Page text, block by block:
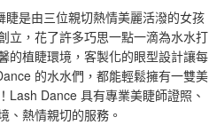
睫是由三位親切熱情美麗活潑的女孩
立，花了許多巧思一點一滴為水水打
的植睫環境，客製化的眼型設計讓每
的水水們，都能輕鬆擁有一雙美
Lash Dance 具有專業美睫師證照、
、熱情親切的服務。